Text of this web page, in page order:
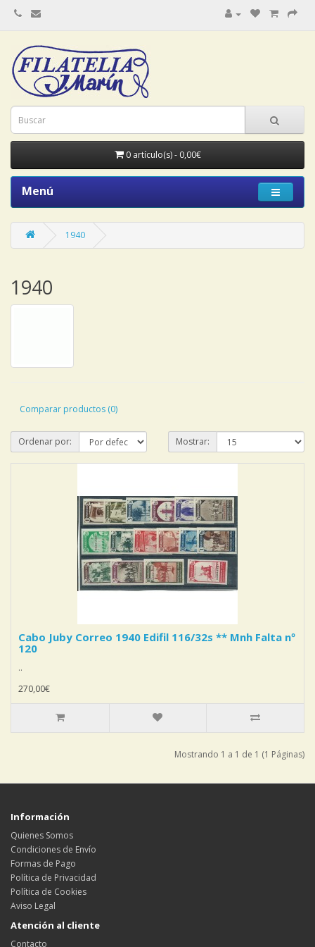
0 artículo(s) - 0,00€
Menú
1940
1940
Comparar productos (0)
Ordenar por: Mostrar:
Cabo Juby Correo 1940 Edifil 116/32s ** Mnh Falta nº
120
..
270,00€
Mostrando 1 a 1 de 1 (1 Páginas)
Información
Quienes Somos
Condiciones de Envío
Formas de Pago
Política de Privacidad
Política de Cookies
Aviso Legal
Atención al cliente
Contacto